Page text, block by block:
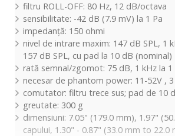
filtru ROLL-OFF: 80 Hz, 12 dB/octava
sensibilitate: -42 dB (7.9 mV) la 1 Pa
impedanță: 150 ohmi
nivel de intrare maxim: 147 dB SPL, 1
157 dB SPL, cu pad la 10 dB (nominal)
rată semnal/zgomot: 75 dB, 1 kHz la 1
necesar de phantom power: 11-52V ,
comutator: filtru trece sus; pad de 10
greutate: 300 g
dimensiuni: 7.05" (179.0 mm), 1.97"
capului, 1.30" - 0.87" (33.0 mm to 22.0